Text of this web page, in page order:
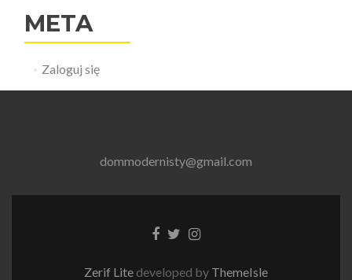
META
Zaloguj się
dommodernisty@gmail.com
LinkLinkLink
Zerif Lite developed by ThemeIsle